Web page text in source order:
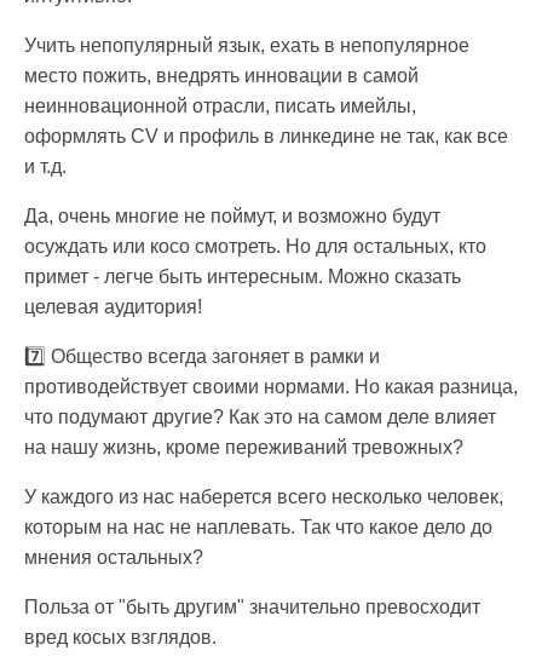
Учить непопулярный язык, ехать в непопулярное
место пожить, внедрять инновации в самой
неинновационной отрасли, писать имейлы,
оформлять CV и профиль в линкедине не так, как все
и т.д.
Да, очень многие не поймут, и возможно будут
осуждать или косо смотреть. Но для остальных, кто
примет - легче быть интересным. Можно сказать
целевая аудитория!
7️⃣ Общество всегда загоняет в рамки и
противодействует своими нормами. Но какая разница,
что подумают другие? Как это на самом деле влияет
на нашу жизнь, кроме переживаний тревожных?
У каждого из нас наберется всего несколько человек,
которым на нас не наплевать. Так что какое дело до
мнения остальных?
Польза от "быть другим" значительно превосходит
вред косых взглядов.